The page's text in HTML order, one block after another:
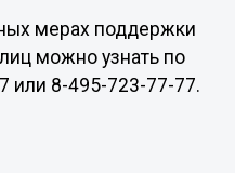
мерах поддержки
можно узнать по
или 8-495-723-77-77.